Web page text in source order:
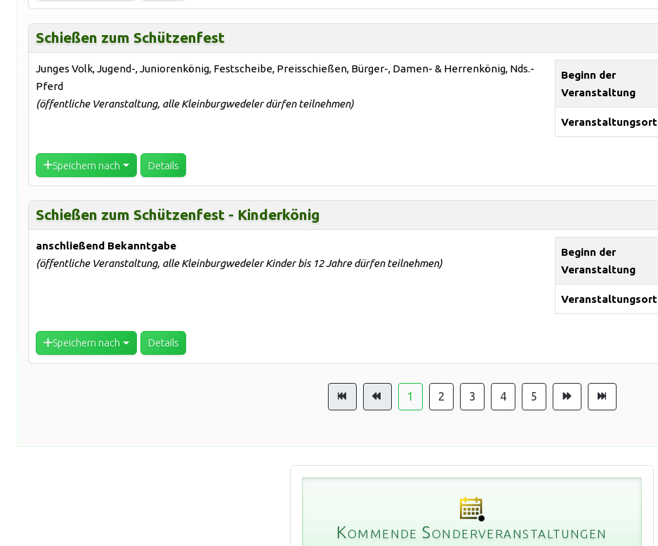
Schießen zum Schützenfest
Junges Volk, Jugend-, Juniorenkönig, Festscheibe, Preisschießen, Bürger-, Damen- & Herrenkönig, Nds.-
Pferd
(öffentliche Veranstaltung, alle Kleinburgwedeler dürfen teilnehmen)
Beginn der
Veranstaltung
Veranstaltungsort
Speichern nach Details
Schießen zum Schützenfest - Kinderkönig
anschließend Bekanntgabe
(öffentliche Veranstaltung, alle Kleinburgwedeler Kinder bis 12 Jahre dürfen teilnehmen)
Beginn der
Veranstaltung
Veranstaltungsort
Speichern nach Details
1 2 3 4 5
Kommende Sonderveranstaltungen